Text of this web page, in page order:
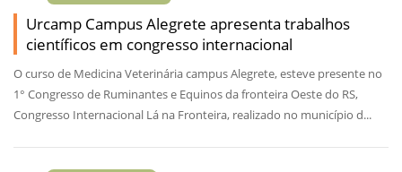
Urcamp Campus Alegrete apresenta trabalhos
científicos em congresso internacional
O curso de Medicina Veterinária campus Alegrete, esteve presente no
1° Congresso de Ruminantes e Equinos da fronteira Oeste do RS,
Congresso Internacional Lá na Fronteira, realizado no município d...